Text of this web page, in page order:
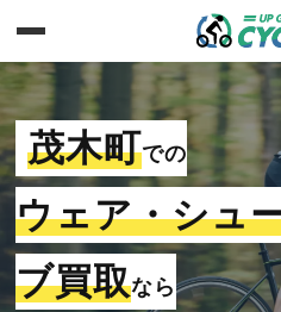
茂木町での
ウェア・シュ
ブ買取なら